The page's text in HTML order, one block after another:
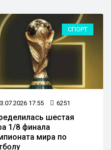
ШОУ-БИЗНЕС
13:24 5523
Лель рассказала об
в своём
райдере